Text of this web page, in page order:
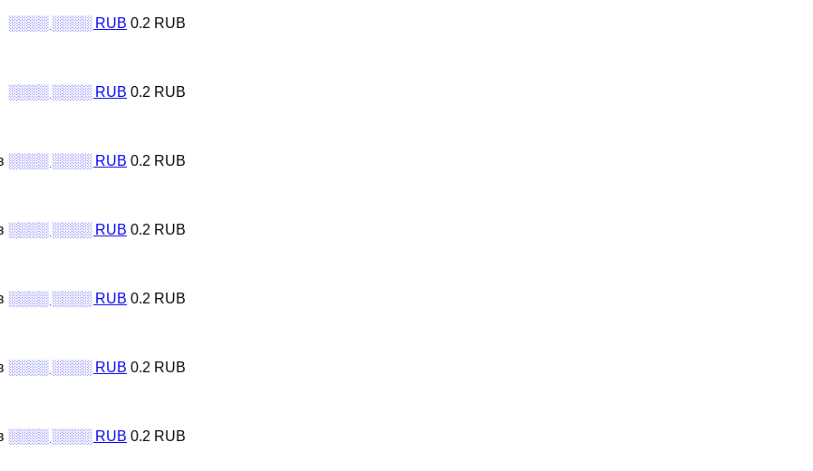
░░░░ ░░░░ RUB 0.2 RUB
░░░░ ░░░░ RUB 0.2 RUB
░░░░ ░░░░ RUB 0.2 RUB
░░░░ ░░░░ RUB 0.2 RUB
░░░░ ░░░░ RUB 0.2 RUB
░░░░ ░░░░ RUB 0.2 RUB
░░░░ ░░░░ RUB 0.2 RUB